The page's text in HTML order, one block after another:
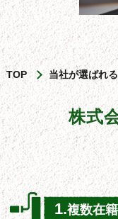
TOP 当社が選ばれ
株式
1.複数在